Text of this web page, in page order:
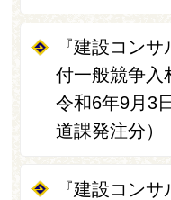
『建設コン
付一般競争入
令和6年9月3
道課発注分）
『建設コン